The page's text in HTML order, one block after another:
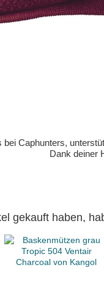
bei Caphunters,
Dank deiner
gekauft haben,